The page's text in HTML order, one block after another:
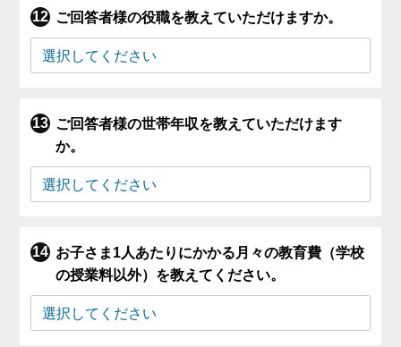
ご回答者様の役職を教えていただけますか。
ご回答者様の世帯年収を教えていただけます
か。
お子さま1人あたりにかかる月々の教育費（学校
の授業料以外）を教えてください。